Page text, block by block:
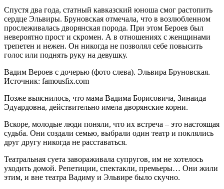
Спустя два года, статный кавказский юноша смог растопить
сердце Эльвиры. Бруновская отмечала, что в возлюбленном
прослеживалась дворянская порода. При этом Бероев был
невероятно прост и скромен. А в отношениях с женщинами
трепетен и нежен. Он никогда не позволял себе повысить
голос или поднять руку на девушку.
Вадим Вероев с дочерью (фото слева). Эльвира Бруновская.
Источник: famousfix.com
Позже выяснилось, что мама Вадима Борисовича, Зинаида
Эдуардовна, действительно имела дворянские корни.
Вскоре, молодые люди поняли, что их встреча – это настоящая
судьба. Они создали семью, выбрали один театр и поклялись
друг другу никогда не расставаться.
Театральная суета завораживала супругов, им не хотелось
уходить домой. Репетиции, спектакли, премьеры… Они жили
этим, и вне театра Вадиму и Эльвире было скучно.